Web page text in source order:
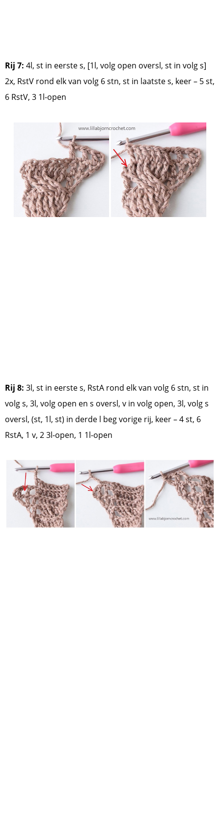
Rij 7: 4l, st in eerste s, [1l, volg open oversl, st in volg s]
2x, RstV rond elk van volg 6 stn, st in laatste s, keer – 5 st,
6 RstV, 3 1l-open
Rij 8: 3l, st in eerste s, RstA rond elk van volg 6 stn, st in
volg s, 3l, volg open en s oversl, v in volg open, 3l, volg s
oversl, (st, 1l, st) in derde l beg vorige rij, keer – 4 st, 6
RstA, 1 v, 2 3l-open, 1 1l-open